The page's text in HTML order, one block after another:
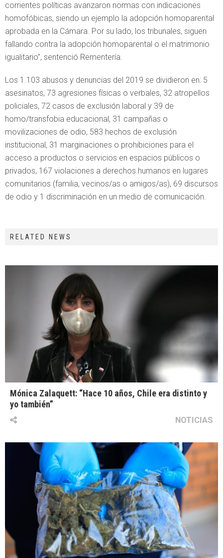
corrientes políticas avanzaron normas con indicaciones
homofóbicas, siendo un ejemplo la adopción homoparental
aprobada en la Cámara. Por su lado, los tribunales, siguen
fallando contra la adopción homoparental o el matrimonio
igualitario”, sentenció Rementería.
Los 1.103 abusos y denuncias del 2019 se dividieron en: 5
asesinatos, 73 agresiones físicas o verbales, 32 atropellos
policiales, 72 casos de exclusión laboral y 39 de
homo/transfobia educacional, 31 campañas o
movilizaciones de odio, 583 hechos de exclusión
institucional, 31 marginaciones o prohibiciones para el
acceso a productos o servicios en espacios públicos o
privados, 167 violaciones a derechos humanos en lugares
comunitarios (familia, vecinos/as o amigos/as), 69 discursos
de odio y 1 discriminación en un medio de comunicación.
RELATED NEWS
Mónica Zalaquett: “Hace 10 años, Chile era distinto y
yo también”
NOTICIAS